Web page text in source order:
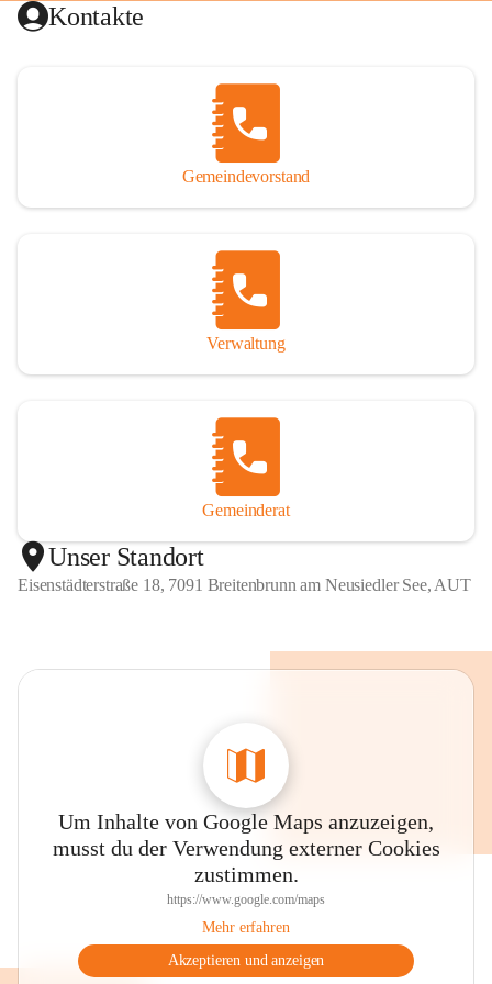
Kontakte
Gemeindevorstand
Verwaltung
Gemeinderat
Unser Standort
Eisenstädterstraße 18, 7091 Breitenbrunn am Neusiedler See, AUT
Um Inhalte von Google Maps anzuzeigen,
musst du der Verwendung externer Cookies
zustimmen.
https://www.google.com/maps
Mehr erfahren
Akzeptieren und anzeigen